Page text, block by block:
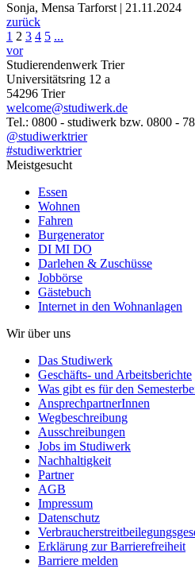
Sonja, Mensa Tarforst | 21.11.2024
zurück
1 2 3 4 5 ...
vor
Studierendenwerk Trier
Universitätsring 12 a
54296 Trier
welcome@studiwerk.de
Tel.: 0800 - studiwerk bzw. 0800 -
@studiwerktrier
#studiwerktrier
Meistgesucht
Essen
Wohnen
Fahren
Burgenerator
DI MI DO
Darlehen & Zuschüsse
Jobbörse
Gästebuch
Internet in den Wohnanlagen
Wir über uns
Das Studiwerk
Geschäfts- und Arbeitsberichte
Was gibt es für den
AnsprechpartnerInnen
Wegbeschreibung
Ausschreibungen
Jobs im Studiwerk
Nachhaltigkeit
Partner
AGB
Impressum
Datenschutz
Erklärung zur Barrierefreiheit
Barriere melden